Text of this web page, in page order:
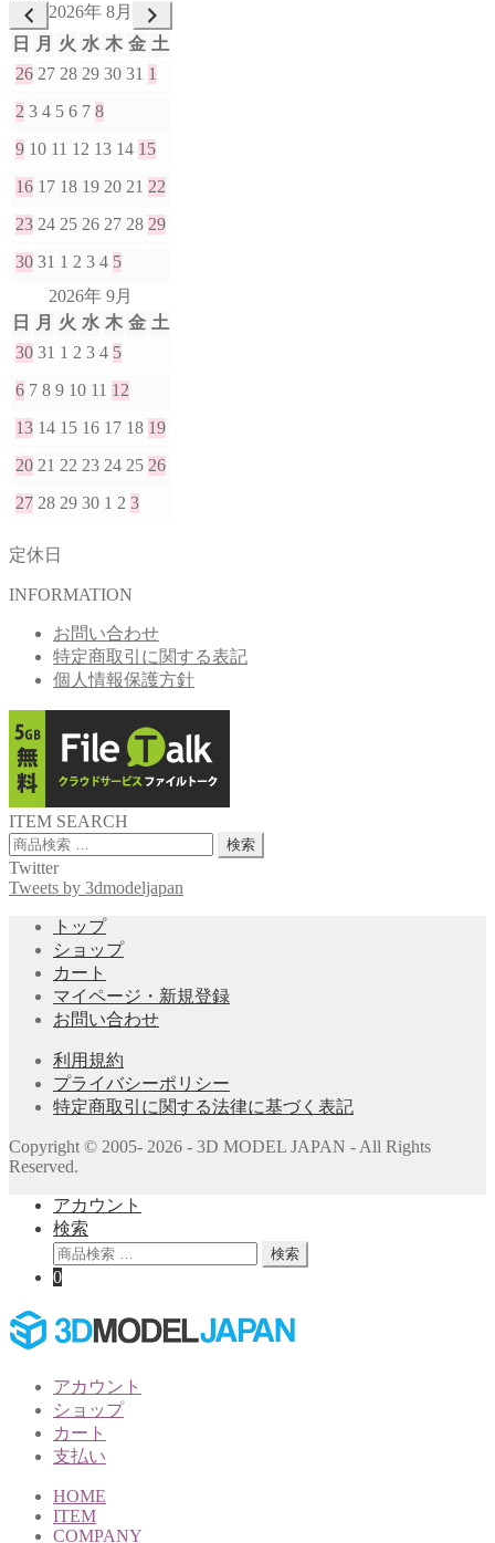
2026年 8月
日
月 火 水 木 金 土
26 27 28 29 30 31 1
2 3 4 5 6 7 8
9 10 11 12 13 14 15
16 17 18 19 20 21 22
23 24 25 26 27 28 29
30 31 1 2 3 4 5
2026年 9月
日
月 火 水 木 金 土
30 31 1 2 3 4 5
6 7 8 9 10 11 12
13 14 15 16 17 18 19
20 21 22 23 24 25 26
27 28 29 30 1 2 3
定休日
INFORMATION
お問い合わせ
特定商取引に関する表記
個人情報保護方針
ITEM SEARCH
検
索
対
検索
Twitter
Tweets by 3dmodeljapan
トップ
ショップ
カート
マイページ・新規登録
お問い合わせ
利用規約
プライバシーポリシー
特定商取引に関する法律に基づく表記
Copyright © 2005- 2026 - 3D MODEL JAPAN - All Rights
Reserved.
アカウント
検索
検
索
象:
検索
0
アカウント
ショップ
カート
支払い
HOME
ITEM
COMPANY